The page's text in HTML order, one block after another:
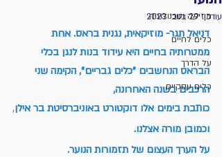
מוזיקה וטכנולוגיה
כלים לחיים
על הדרך
כלים עסקיים
עודכן:29 בנוב׳ 2023
דניאל תגר- מוזיקאית, נגנית בראס. אחת
ממטרותיה בחיים היא עידוד בנות לנגן בכלי
הבראס הנחשבים "כלים גבריים", הקימה שני
הרכבים בשנה האחרונה,
כותבת בימים אלו דוקטורט באוניברסיטת בר אילן,
וכמובן מורה אצלנו.
על הערך העצום של תזמורות הנוער.